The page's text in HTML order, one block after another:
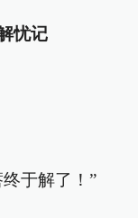
忧记
于解了！”